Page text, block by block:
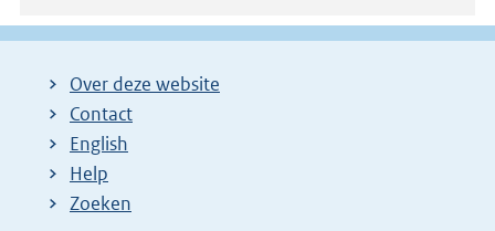
Over deze website
Contact
English
Help
Zoeken